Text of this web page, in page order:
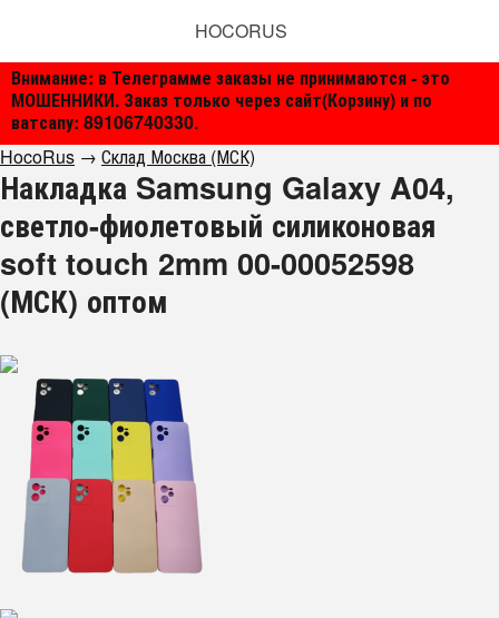
Внимание: в Телеграмме заказы не принимаются - это
МОШЕННИКИ. Заказ только через сайт(Корзину) и по
ватсапу: 89106740330.
HOCORUS
HocoRus → Склад Москва (МСК)
Накладка Samsung Galaxy A04,
светло-фиолетовый силиконовая
soft touch 2mm 00-00052598
(МСК) оптом